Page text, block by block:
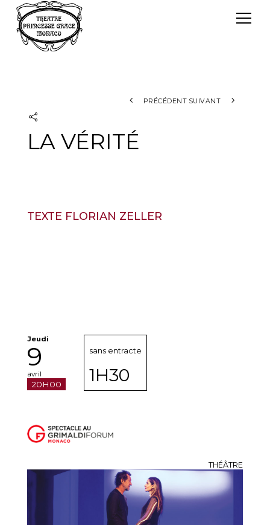
Le TPG
PRÉCÉDENT SUIVANT
LA VÉRITÉ
TEXTE FLORIAN ZELLER
Jeudi
9
avril
20H00
sans entracte
1H30
THÉÂTRE
Panneau de gestion des cookies